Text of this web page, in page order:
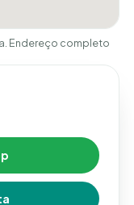
Endereço completo